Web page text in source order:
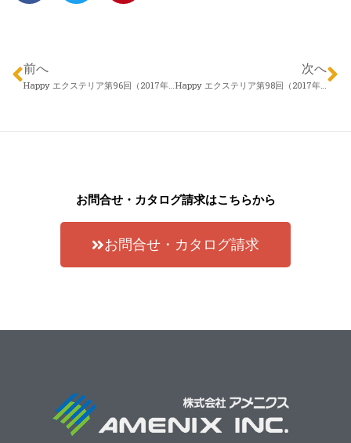
前へ
Happy エクステリア第96回（2017年08月03日）信濃ハウジング フィールドプラン 胡桃沢拓也さん「ローメントナンス」
次へ
Happy エクステリア第98回（2017年08月17日）株式会社 アロウズガーデンデザイン 村田勇さん 「メンテナンスを楽しむ」
お問合せ・カタログ請求はこちらから
お問合せ・カタログ請求